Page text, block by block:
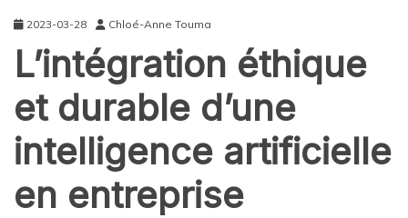
2023-03-28 Chloé-Anne Touma
L’intégration éthique
et durable d’une
intelligence artificielle
en entreprise